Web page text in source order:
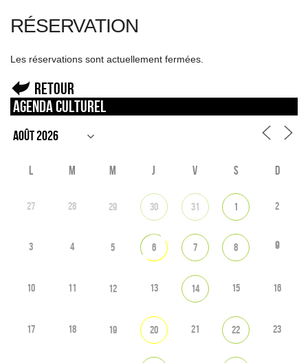
RÉSERVATION
Les réservations sont actuellement fermées.
Retour
Agenda culturel
L M M J V S D
27 28 29 30 31 1 2
3 4 5 6 7 8 9
10 11 12 13 14 15 16
17 18 19 20 21 22 23